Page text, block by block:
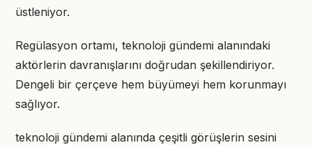
üstleniyor.
Regülasyon ortamı, teknoloji gündemi alanındaki
aktörlerin davranışlarını doğrudan şekillendiriyor.
Dengeli bir çerçeve hem büyümeyi hem korunmayı
sağlıyor.
teknoloji gündemi alanında çeşitli görüşlerin sesini